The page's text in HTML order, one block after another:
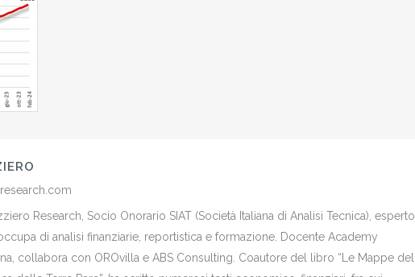
Research, Socio Onorario SIAT (Società Italiana di Analisi Tecnica), esperto
di analisi finanziarie, reportistica e formazione. Docente Academy
collabora con OROvilla e ABS Consulting. Coautore del libro “Le Mappe del